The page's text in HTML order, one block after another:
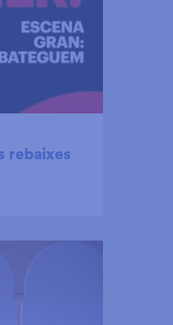
rebaixes